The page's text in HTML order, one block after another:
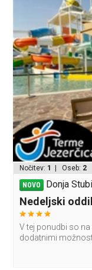
Nočitev: 1 | Oseb: 2
NOVO Donja
Nedeljski
V tej ponudbi so
dodatnimi